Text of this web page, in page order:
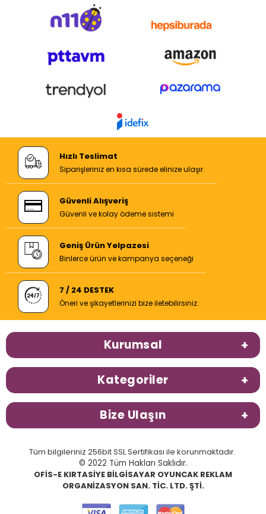
Hızlı Teslimat
Siparişleriniz en kısa sürede elinize ulaşır.
Güvenli Alışveriş
Güvenli ve kolay ödeme sistemi
Geniş Ürün Yelpazesi
Binlerce ürün ve kampanya seçeneği
7 / 24 DESTEK
Öneri ve şikayetlerinizi bize iletebilirsiniz.
Kurumsal
Kategoriler
Bize Ulaşın
Tüm bilgileriniz 256bit SSL Sertifikası ile korunmaktadır.
© 2022 Tüm Hakları Saklıdır.
OFİS-E KIRTASİYE BİLGİSAYAR OYUNCAK REKLAM
ORGANİZASYON SAN. TİC. LTD. ŞTİ.